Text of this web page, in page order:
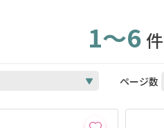
集！限定クーポンも不定期配信
1～6
ページ数